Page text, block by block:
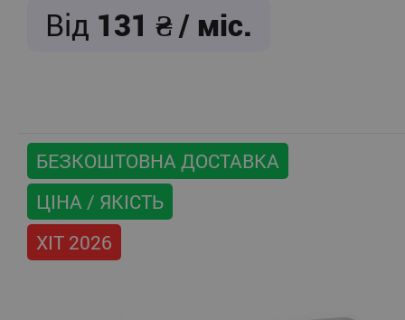
Від 131 / міс.
БЕЗКОШТОВНА ДОСТАВКА
ЦІНА / ЯКІСТЬ
ХІТ 2026